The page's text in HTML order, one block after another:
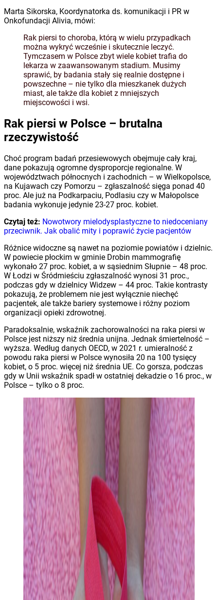
Marta Sikorska, Koordynatorka ds. komunikacji i PR w
Onkofundacji Alivia, mówi:
Rak piersi to choroba, którą w wielu przypadkach
można wykryć wcześnie i skutecznie leczyć.
Tymczasem w Polsce zbyt wiele kobiet trafia do
lekarza w zaawansowanym stadium. Musimy
sprawić, by badania stały się realnie dostępne i
powszechne – nie tylko dla mieszkanek dużych
miast, ale także dla kobiet z mniejszych
miejscowości i wsi.
Rak piersi w Polsce – brutalna
rzeczywistość
Choć program badań przesiewowych obejmuje cały kraj,
dane pokazują ogromne dysproporcje regionalne. W
województwach północnych i zachodnich – w Wielkopolsce,
na Kujawach czy Pomorzu – zgłaszalność sięga ponad 40
proc. Ale już na Podkarpaciu, Podlasiu czy w Małopolsce
badania wykonuje jedynie 23-27 proc. kobiet.
Czytaj też: Nowotwory mielodysplastyczne to niedoceniany
przeciwnik. Jak obalić mity i poprawić życie pacjentów
Różnice widoczne są nawet na poziomie powiatów i dzielnic.
W powiecie płockim w gminie Drobin mammografię
wykonało 27 proc. kobiet, a w sąsiednim Słupnie – 48 proc.
W Łodzi w Śródmieściu zgłaszalność wynosi 31 proc.,
podczas gdy w dzielnicy Widzew – 44 proc. Takie kontrasty
pokazują, że problemem nie jest wyłącznie niechęć
pacjentek, ale także bariery systemowe i różny poziom
organizacji opieki zdrowotnej.
Paradoksalnie, wskaźnik zachorowalności na raka piersi w
Polsce jest niższy niż średnia unijna. Jednak śmiertelność –
wyższa. Według danych OECD, w 2021 r. umieralność z
powodu raka piersi w Polsce wynosiła 20 na 100 tysięcy
kobiet, o 5 proc. więcej niż średnia UE. Co gorsza, podczas
gdy w Unii wskaźnik spadł w ostatniej dekadzie o 16 proc., w
Polsce – tylko o 8 proc.